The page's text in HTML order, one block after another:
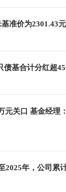
准价为2301.43
债基合计分红超
元关口 基金经理
2025年，公司累